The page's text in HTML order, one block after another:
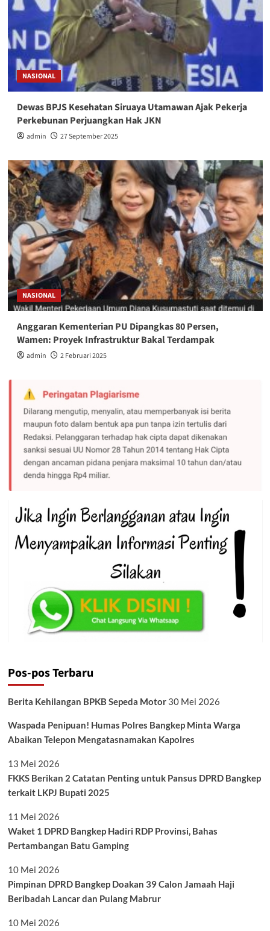
NASIONAL
Dewas BPJS Kesehatan Siruaya Utamawan Ajak Pekerja
Perkebunan Perjuangkan Hak JKN
admin 27 September 2025
NASIONAL
Anggaran Kementerian PU Dipangkas 80 Persen,
Wamen: Proyek Infrastruktur Bakal Terdampak
admin 2 Februari 2025
Pos-pos Terbaru
Berita Kehilangan BPKB Sepeda Motor 30 Mei 2026
Waspada Penipuan! Humas Polres Bangkep Minta Warga
Abaikan Telepon Mengatasnamakan Kapolres
13 Mei 2026
FKKS Berikan 2 Catatan Penting untuk Pansus DPRD Bangkep
terkait LKPJ Bupati 2025
11 Mei 2026
Waket 1 DPRD Bangkep Hadiri RDP Provinsi, Bahas
Pertambangan Batu Gamping
10 Mei 2026
Pimpinan DPRD Bangkep Doakan 39 Calon Jamaah Haji
Beribadah Lancar dan Pulang Mabrur
10 Mei 2026